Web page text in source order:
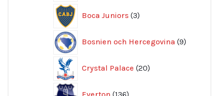
Boca Juniors 3
produkter
Bosnien och Hercegovina 9
produkter
Crystal Palace 20
produkter